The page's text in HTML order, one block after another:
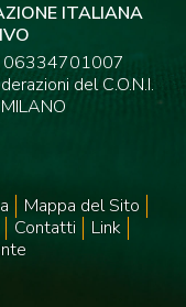
ITALIANA
06334701007
del C.O.N.I.
Mappa del Sito
Contatti
Link